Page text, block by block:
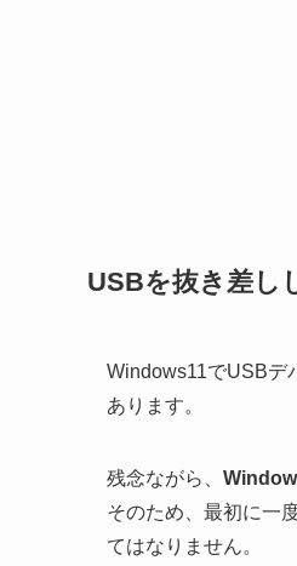
USBを抜き差し
Windows11でUSBデ
あります。
残念ながら、
そのため、最初に一
てはなりません。